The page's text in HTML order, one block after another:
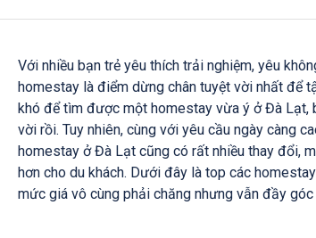
Với nhiều bạn trẻ yêu thích trải nghiệm, yêu
homestay là điểm dừng chân tuyệt vời nhất để
khó để tìm được một homestay vừa ý ở Đà Lạt,
vời rồi. Tuy nhiên, cùng với yêu cầu ngày càng
homestay ở Đà Lạt cũng có rất nhiều thay đổi,
hơn cho du khách. Dưới đây là top các
mức giá vô cùng phải chăng nhưng vẫn đầy